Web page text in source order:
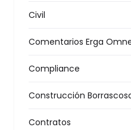
Civil
Comentarios Erga
Compliance
Construcción
Contratos